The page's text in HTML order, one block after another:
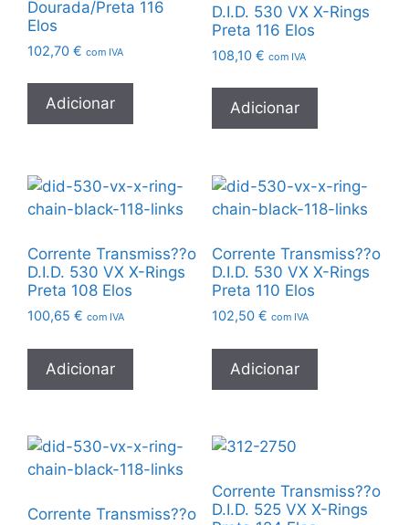
Dourada/Preta 116
Elos
102,70 € com IVA
Adicionar
D.I.D. 530 VX X-Rings
Preta 116 Elos
108,10 € com IVA
Adicionar
Corrente Transmiss??o
D.I.D. 530 VX X-Rings
Preta 108 Elos
100,65 € com IVA
Adicionar
Corrente Transmiss??o
D.I.D. 530 VX X-Rings
Preta 110 Elos
102,50 € com IVA
Adicionar
Corrente Transmiss??o
Corrente Transmiss??o
D.I.D. 525 VX X-Rings